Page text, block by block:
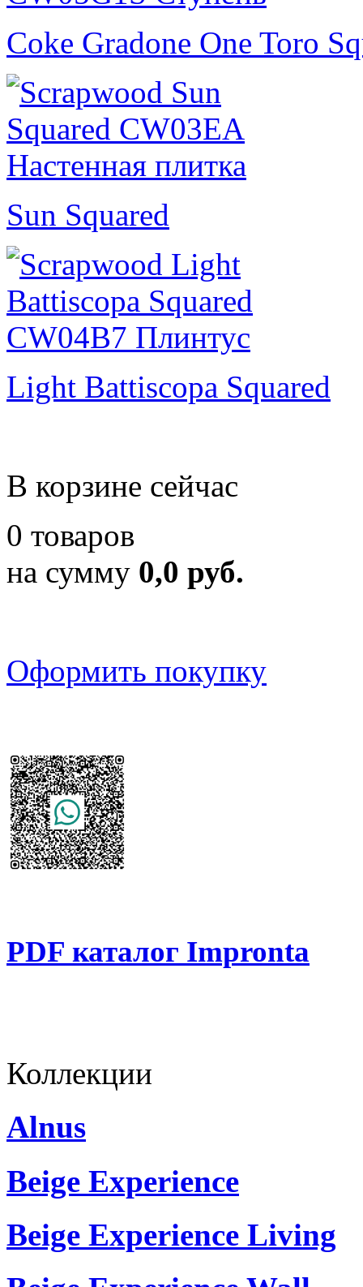
Coke Gradone One Toro
Sun Squared
Light Battiscopa Squared
В корзине сейчас
0 товаров
на сумму 0,0 руб.
Оформить покупку
PDF каталог Impronta
Коллекции
Alnus
Beige Experience
Beige Experience Living